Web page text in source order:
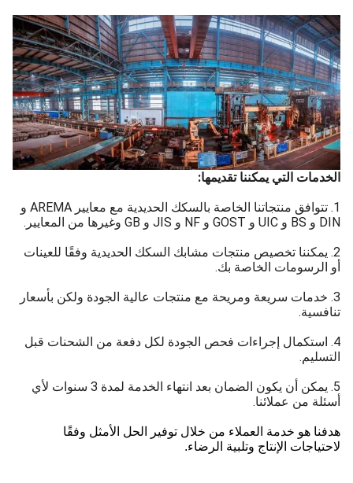
الخدمات التي يمكننا تقديمها:
1. تتوافق منتجاتنا الخاصة بالسكك الحديدية مع معايير AREMA و
DIN و BS و UIC و GOST و NF و JIS و GB وغيرها من المعايير.
2. يمكننا تخصيص منتجات مشابك السكك الحديدية وفقًا للعينات
أو الرسومات الخاصة بك.
3. خدمات سريعة ومريحة مع منتجات عالية الجودة ولكن بأسعار
تنافسية.
4. استكمال إجراءات فحص الجودة لكل دفعة من الشحنات قبل
التسليم.
5. يمكن أن يكون الضمان بعد انتهاء الخدمة لمدة 3 سنوات لأي
أسئلة من عملائنا.
هدفنا هو خدمة العملاء من خلال توفير الحل الأمثل وفقًا
لاحتياجات الإنتاج وتلبية الرضاء.